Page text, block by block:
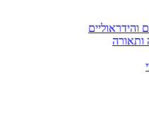
והידראוליים
ותאורה